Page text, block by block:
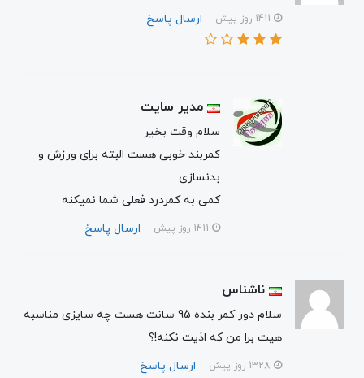
ارسال پاسخ
مدیر سایت
سلام وقت بخیر
کمربند خوبی هست البته برای ورزش و
بدنسازی
کمی به کمردرد فعلی شما نمیکنه
ارسال پاسخ
ناشناس
سلام دور کمر بنده 95 سانت هست چه سایزی مناسبه
هیت برا من که اذیت نکنه!؟
ارسال پاسخ